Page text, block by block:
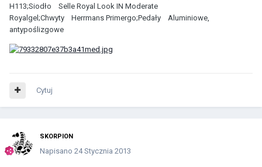
H113;Siodło Selle Royal Look IN Moderate
Royalgel;Chwyty Herrmans Primergo;Pedały Aluminiowe,
antypoślizgowe
Cytuj
SKORPION
Napisano 24 Stycznia 2013